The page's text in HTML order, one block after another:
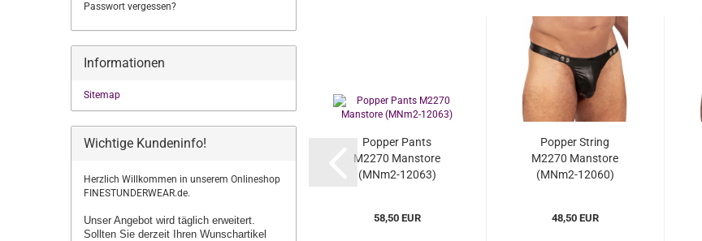
Popper Pants
M2270 Manstore
(MNm2-12063)
58,50 EUR
Popper String
M2270 Manstore
(MNm2-12060)
48,50 EUR
Passwort vergessen?
Informationen
Sitemap
Wichtige Kundeninfo!
Herzlich Willkommen in unserem Onlineshop
FINESTUNDERWEAR.de.
Unser Angebot wird täglich erweitert.
Sollten Sie derzeit Ihren Wunschartikel